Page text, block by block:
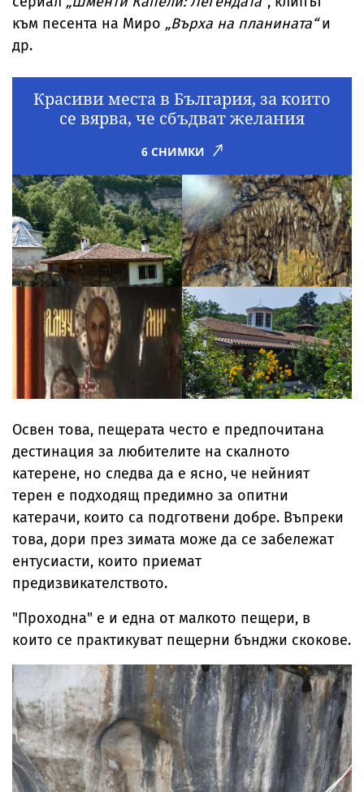
към песента на Миро „Върха на планината“и
др.
Красиви места в България, за които
се вярва, че сбъдват желания
6 СНИМКИ
Освен това, пещерата често е предпочитана
дестинация за любителите на скалното
катерене, но следва да е ясно, че нейният
терен е подходящ предимно за опитни
катерачи, които са подготвени добре. Въпреки
това, дори през зимата може да се забележат
ентусиасти, които приемат
предизвикателството.
"Проходна" е и една от малкото пещери, в
които се практикуват пещерни бънджи скокове.